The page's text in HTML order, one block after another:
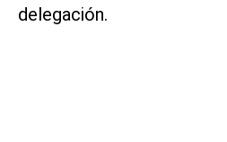
delegación.